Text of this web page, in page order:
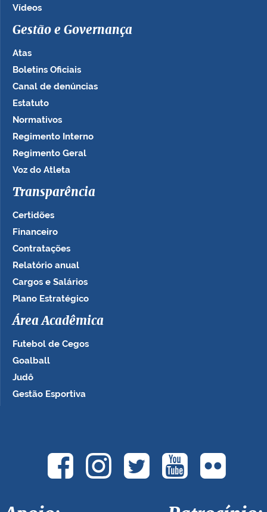
Vídeos
Gestão e Governança
Atas
Boletins Oficiais
Canal de denúncias
Estatuto
Normativos
Regimento Interno
Regimento Geral
Voz do Atleta
Transparência
Certidões
Financeiro
Contratações
Relatório anual
Cargos e Salários
Plano Estratégico
Área Acadêmica
Futebol de Cegos
Goalball
Judô
Gestão Esportiva